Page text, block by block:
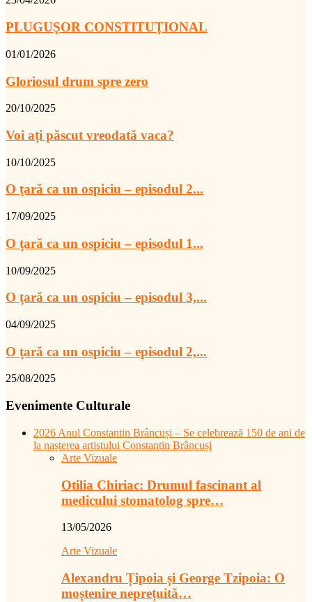
PLUGUŞOR CONSTITUŢIONAL
01/01/2026
Gloriosul drum spre zero
20/10/2025
Voi ați păscut vreodată vaca?
10/10/2025
O ţară ca un ospiciu – episodul 2...
17/09/2025
O ţară ca un ospiciu – episodul 1...
10/09/2025
O ţară ca un ospiciu – episodul 3,...
04/09/2025
O ţară ca un ospiciu – episodul 2,...
25/08/2025
Evenimente Culturale
2026 Anul Constantin Brâncuși – Se celebrează 150 de ani de
la nașterea artistului Constantin Brâncuși
Arte Vizuale
Otilia Chiriac: Drumul fascinant al
medicului stomatolog spre…
13/05/2026
Arte Vizuale
Alexandru Țipoia și George Tzipoia: O
moștenire neprețuită…